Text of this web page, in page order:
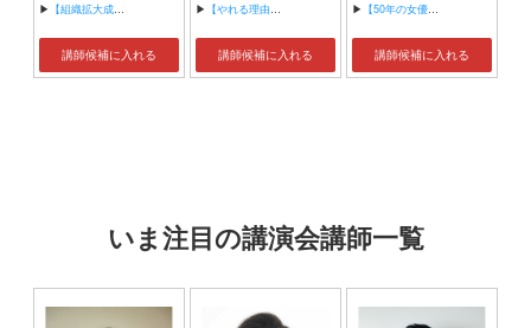
▶ 【組織拡大成功のカギと実践例】
講師候補に入れる
▶ 【やれる理由こそが着想を生む】
講師候補に入れる
▶ 【50年の女優人生から学んだこと～表現の力と人との繋がり～】
講師候補に入れる
いま注目の講演会講師一覧